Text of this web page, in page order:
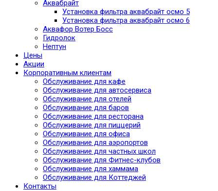
Аквабрайт
Установка фильтра аквабрайт осмо 5
Установка фильтра аквабрайт осмо 6
Аквафор Вотер Босс
Гидролок
Нептун
Цены
Акции
Корпоративным клиентам
Обслуживание для кафе
Обслуживание для автосервиса
Обслуживание для отелей
Обслуживание для баров
Обслуживание для ресторана
Обслуживание для пиццерий
Обслуживание для офиса
Обслуживание для аэропортов
Обслуживание для частных школ
Обслуживание для Фитнес-клубов
Обслуживание для хаммама
Обслуживание для Коттеджей
Контакты